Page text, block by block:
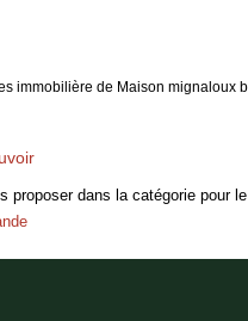
immobilière de Maison mignaloux
proposer dans la catégorie pour